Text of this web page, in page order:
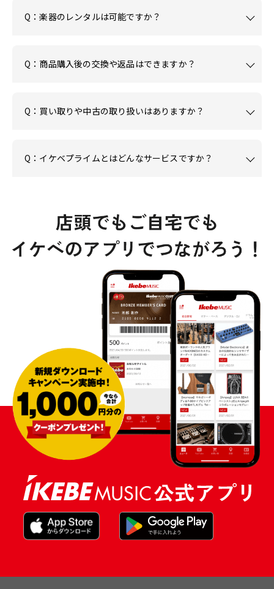
Q：楽器のレンタルは可能ですか？
Q：商品購入後の交換や返品はできますか？
Q：買い取りや中古の取り扱いはありますか？
Q：イケベプライムとはどんなサービスですか？